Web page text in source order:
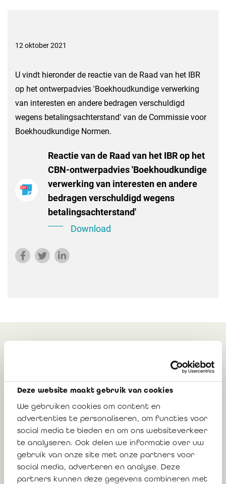
Deze website maakt gebruik van cookies
We gebruiken cookies om content en
advertenties te personaliseren, om functies voor
social media te bieden en om ons websiteverkeer
te analyseren. Ook delen we informatie over uw
gebruik van onze site met onze partners voor
social media, adverteren en analyse. Deze
partners kunnen deze gegevens combineren met
12 oktober 2021
U vindt hieronder de reactie van de Raad van het IBR
op het ontwerpadvies 'Boekhoudkundige verwerking
van interesten en andere bedragen verschuldigd
wegens betalingsachterstand' van de Commissie voor
Boekhoudkundige Normen.
Reactie van de Raad van het IBR op het
CBN-ontwerpadvies 'Boekhoudkundige
verwerking van interesten en andere
bedragen verschuldigd wegens
betalingsachterstand'
Download
Reactie van het IBR op het CBN-
ontwerpadvies “Winstuitkering: de
uitkeringstesten voor de BV en CV”
30 juli 2026